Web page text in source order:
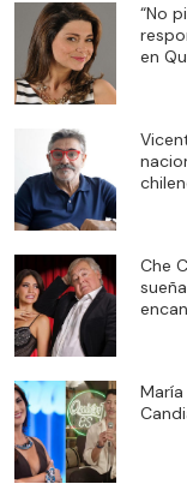
“No
en
Che